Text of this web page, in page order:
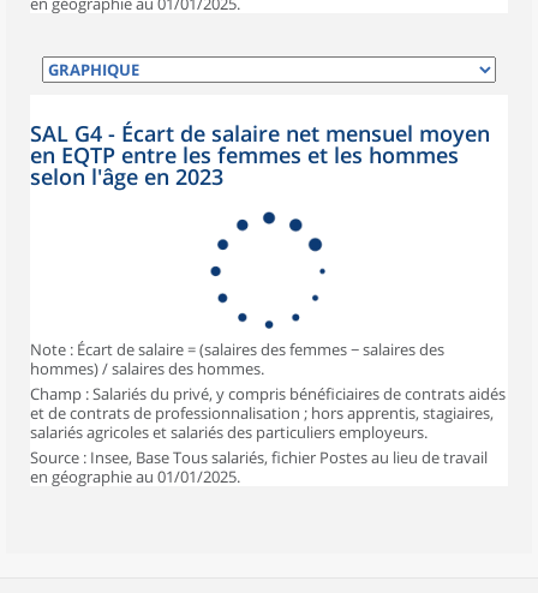
SAL G4 - Écart de salaire net mensuel moyen
en EQTP entre les femmes et les hommes
selon l'âge en 2023
Note : Écart de salaire = (salaires des femmes − salaires des
hommes) / salaires des hommes.
Champ : Salariés du privé, y compris bénéficiaires de contrats aidés
et de contrats de professionnalisation ; hors apprentis, stagiaires,
salariés agricoles et salariés des particuliers employeurs.
Source : Insee, Base Tous salariés, fichier Postes au lieu de travail
en géographie au 01/01/2025.